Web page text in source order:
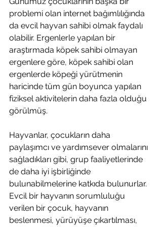
problemi olan internet bağımlılığında
da evcil hayvan sahibi olmak faydalı
olabilir. Ergenlerle yapılan bir
araştırmada köpek sahibi olmayan
ergenlere göre, köpek sahibi olan
ergenlerde köpeği yürütmenin
haricinde tüm gün boyunca yapılan
fiziksel aktivitelerin daha fazla olduğu
görülmüş.
Hayvanlar, çocukların daha
paylaşımcı ve yardımsever olmalarını
sağladıkları gibi, grup faaliyetlerinde
de daha iyi işbirliğinde
bulunabilmelerine katkıda bulunurlar.
Evcil bir hayvanın sorumluluğu
verilen bir çocuk, hayvanın
beslenmesi, yürüyüşe çıkartılması,